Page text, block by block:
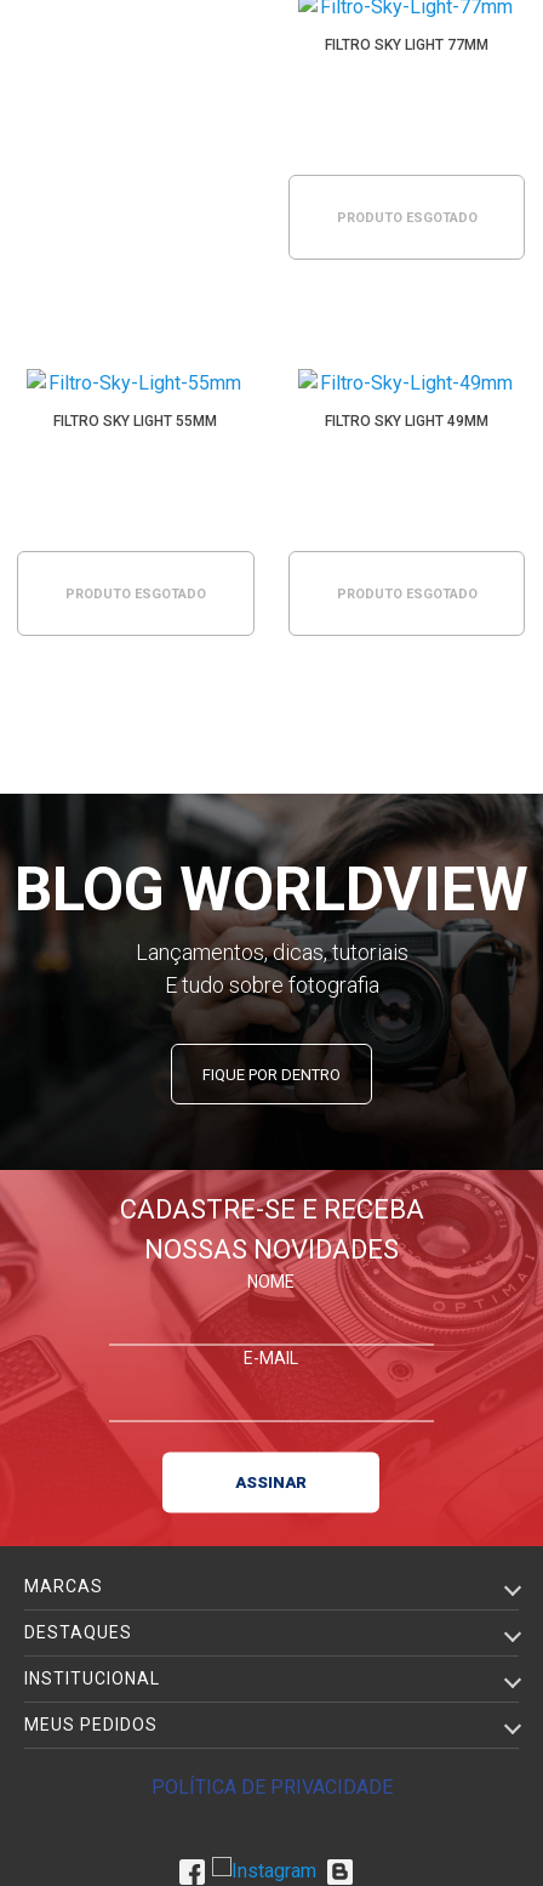
FILTRO SKY LIGHT 77MM
PRODUTO ESGOTADO
FILTRO SKY LIGHT 55MM
PRODUTO ESGOTADO
FILTRO SKY LIGHT 49MM
PRODUTO ESGOTADO
BLOG WORLDVIEW
Lançamentos, dicas, tutoriais
E tudo sobre fotografia
FIQUE POR DENTRO
CADASTRE-SE E RECEBA
NOSSAS NOVIDADES
NOME
E-MAIL
MARCAS
DESTAQUES
INSTITUCIONAL
MEUS PEDIDOS
POLÍTICA DE PRIVACIDADE